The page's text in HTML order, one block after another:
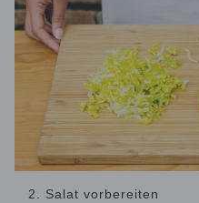
2. Salat vorbereiten